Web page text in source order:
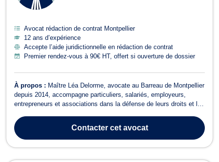
Avocat rédaction de contrat Montpellier
12 ans d’expérience
Accepte l’aide juridictionnelle en rédaction de contrat
Premier rendez-vous à 90€ HT, offert si ouverture de dossier
À propos : Maître Léa Delorme, avocate au Barreau de Montpellier
depuis 2014, accompagne particuliers, salariés, employeurs,
entrepreneurs et associations dans la défense de leurs droits et la
d'expérience, elle intervient principalement en droit du travail, droit
commercial, d...
Contactercet avocat